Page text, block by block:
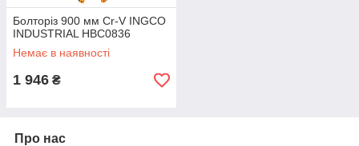
Болторіз 900 мм Cr-V INGCO
INDUSTRIAL HBC0836
Немає в наявності
1 946 ₴
Про нас